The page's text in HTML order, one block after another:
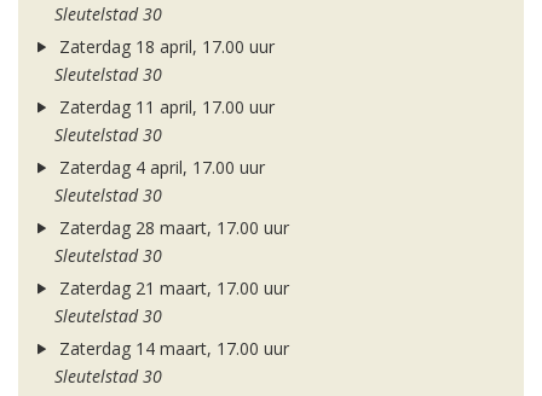
Sleutelstad 30
Zaterdag 18 april, 17.00 uur
Sleutelstad 30
Zaterdag 11 april, 17.00 uur
Sleutelstad 30
Zaterdag 4 april, 17.00 uur
Sleutelstad 30
Zaterdag 28 maart, 17.00 uur
Sleutelstad 30
Zaterdag 21 maart, 17.00 uur
Sleutelstad 30
Zaterdag 14 maart, 17.00 uur
Sleutelstad 30